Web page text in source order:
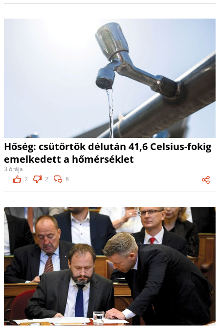
Hőség: csütörtök délután 41,6 Celsius-fokig
emelkedett a hőmérséklet
3 órája
2
2 8